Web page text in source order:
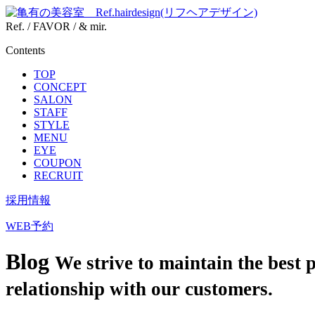
Ref. / FAVOR / & mir.
Contents
TOP
CONCEPT
SALON
STAFF
STYLE
MENU
EYE
COUPON
RECRUIT
採用情報
WEB予約
Blog We strive to maintain the best
relationship with our customers.